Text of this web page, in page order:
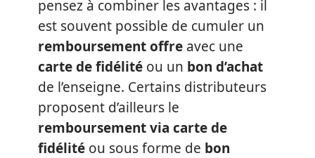
pensez à combiner les avantages : il
est souvent possible de cumuler un
remboursement offre avec une
carte de fidélité ou un bon d’achat
de l’enseigne. Certains distributeurs
proposent d’ailleurs le
remboursement via carte de
fidélité ou sous forme de bon